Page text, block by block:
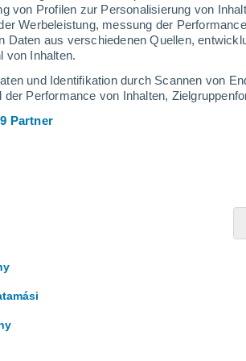
von Profilen zur Personalisierung von
Werbeleistung, messung der
Daten aus verschiedenen Quellen,
von Inhalten.
und Identifikation durch Scannen von
der Performance von Inhalten,
Partner